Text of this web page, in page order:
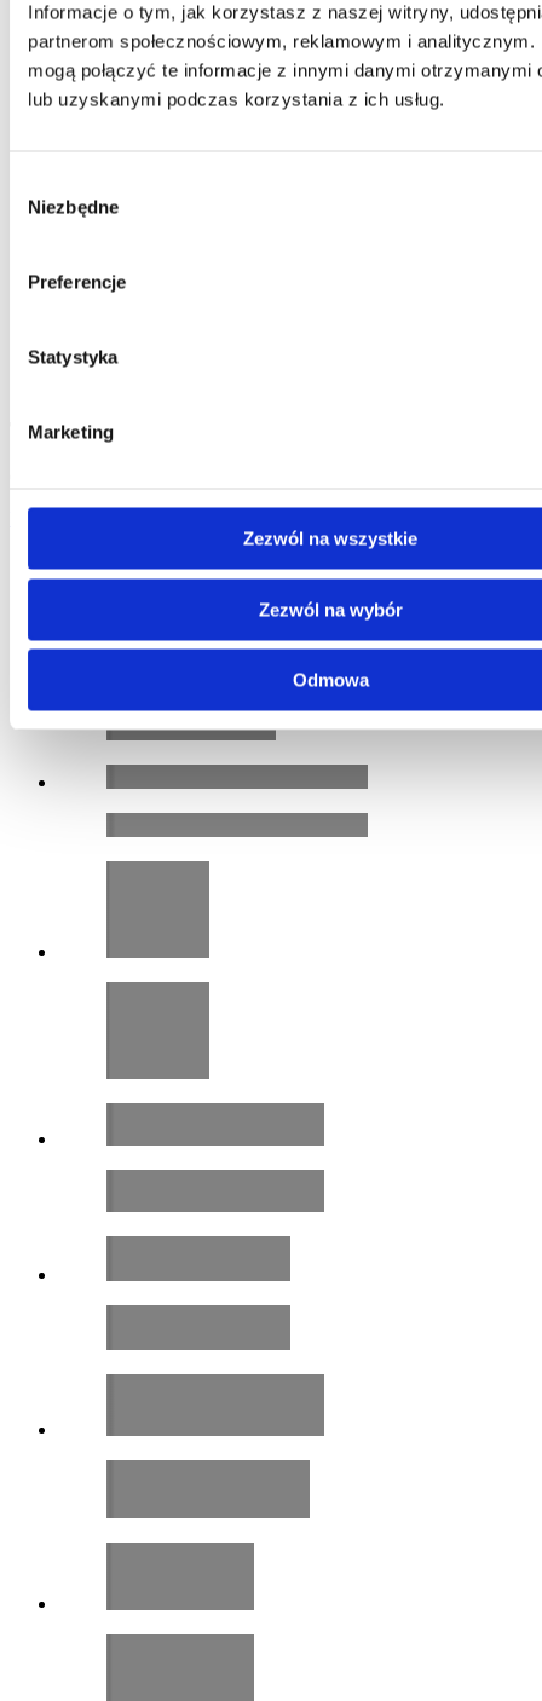
Informacje o tym, jak korzystasz z naszej witryny,
partnerom społecznościowym, reklamowym i analitycznym.
mogą połączyć te informacje z innymi danymi otrzymanymi
lub uzyskanymi podczas korzystania z ich usług.
zgody
Niezbędne
Preferencje
Statystyka
Marketing
Zezwól na wszystkie
Zezwól na wybór
Odmowa
Tomasz Maciejewski